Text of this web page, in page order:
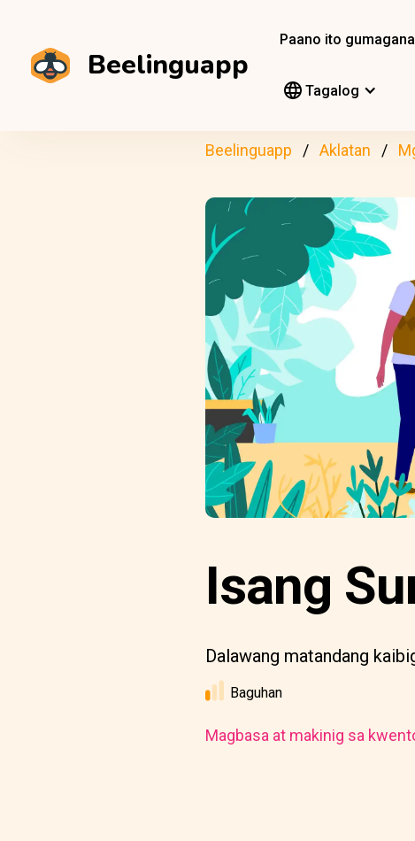
Beelinguapp
Paano ito gumagana
Tagalog
Beelinguapp Aklatan
Isang
Dalawang matandang
Baguhan
Magbasa at makinig sa